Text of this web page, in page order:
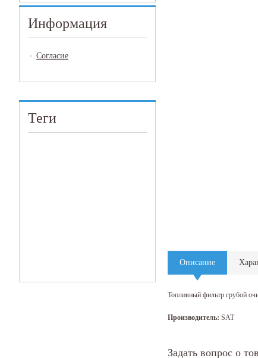
Информация
Согласие
Теги
Описание
Топливный фильтр грубой
Производитель: SAT
Задать вопрос о